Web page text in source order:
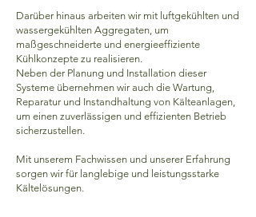
Darüber hinaus arbeiten wir mit luftgekühlten und
wassergekühlten Aggregaten, um
maßgeschneiderte und energieeffiziente
Kühlkonzepte zu realisieren.
Neben der Planung und Installation dieser
Systeme übernehmen wir auch die Wartung,
Reparatur und Instandhaltung von Kälteanlagen,
um einen zuverlässigen und effizienten Betrieb
sicherzustellen.
Mit unserem Fachwissen und unserer Erfahrung
sorgen wir für langlebige und leistungsstarke
Kältelösungen.